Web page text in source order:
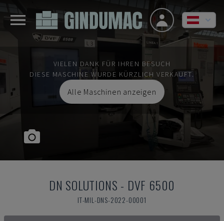
VIELEN DANK FÜR IHREN BESUCH
DIESE MASCHINE WURDE KÜRZLICH VERKAUFT.
Alle Maschinen anzeigen
DN SOLUTIONS - DVF 6500
IT-MIL-DNS-2022-00001